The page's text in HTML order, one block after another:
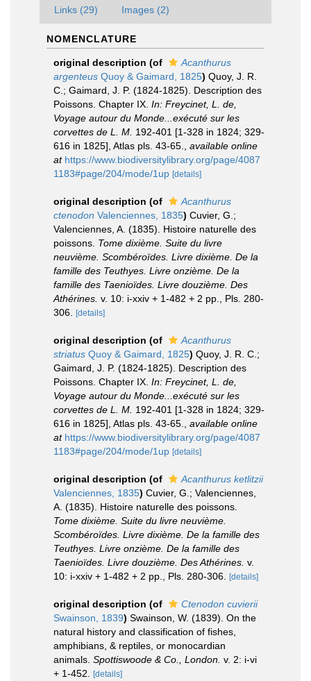
Links (29) Images (2)
NOMENCLATURE
original description (of
Acanthurus
argenteus Quoy & Gaimard, 1825) Quoy, J. R.
C.; Gaimard, J. P. (1824-1825). Description des
Poissons. Chapter IX. In: Freycinet, L. de,
Voyage autour du Monde...exécuté sur les
corvettes de L. M. 192-401 [1-328 in 1824; 329-
616 in 1825], Atlas pls. 43-65.
available online
at https://www.biodiversitylibrary.org/page/4087
1183#page/204/mode/1up [details]
original description (of
Acanthurus
ctenodon Valenciennes, 1835) Cuvier, G.;
Valenciennes, A. (1835). Histoire naturelle des
poissons. Tome dixième. Suite du livre
neuvième. Scombéroïdes. Livre dixième. De la
famille des Teuthyes. Livre onzième. De la
famille des Taenioïdes. Livre douzième. Des
Athérines. v. 10: i-xxiv + 1-482 + 2 pp., Pls. 280-
306.
[details]
original description (of
Acanthurus
striatus Quoy & Gaimard, 1825) Quoy, J. R. C.;
Gaimard, J. P. (1824-1825). Description des
Poissons. Chapter IX. In: Freycinet, L. de,
Voyage autour du Monde...exécuté sur les
corvettes de L. M. 192-401 [1-328 in 1824; 329-
616 in 1825], Atlas pls. 43-65.
available online
at https://www.biodiversitylibrary.org/page/4087
1183#page/204/mode/1up [details]
original description (of
Acanthurus ketlitzii
Valenciennes, 1835) Cuvier, G.; Valenciennes,
A. (1835). Histoire naturelle des poissons.
Tome dixième. Suite du livre neuvième.
Scombéroïdes. Livre dixième. De la famille des
Teuthyes. Livre onzième. De la famille des
Taenioïdes. Livre douzième. Des Athérines. v.
10: i-xxiv + 1-482 + 2 pp., Pls. 280-306.
[details]
original description (of
Ctenodon cuvierii
Swainson, 1839) Swainson, W. (1839). On the
natural history and classification of fishes,
amphibians, & reptiles, or monocardian
animals. Spottiswoode & Co., London. v. 2: i-vi
+ 1-452.
[details]